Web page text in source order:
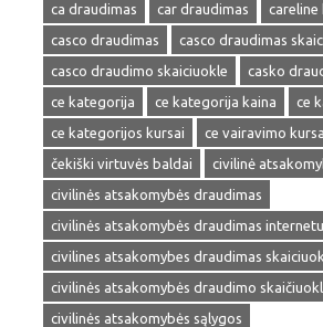
ca draudimas
car draudimas
careline
casco draudimas
casco draudimas
casco draudimo skaiciuokle
casko
ce kategorija
ce kategorija kaina
ce
ce kategorijos kursai
ce vairavimo
čekiški virtuvės baldai
civilinė
civilinės atsakomybės draudimas
civilinės atsakomybės draudimas internetu
civilines atsakomybes draudimas
civilinės atsakomybės draudimo
civilinės atsakomybės sąlygos